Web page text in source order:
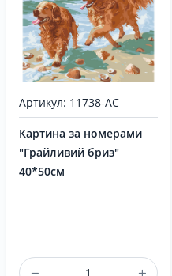
Артикул: 11738-AC
Картина за номерами
"Грайливий бриз"
40*50см